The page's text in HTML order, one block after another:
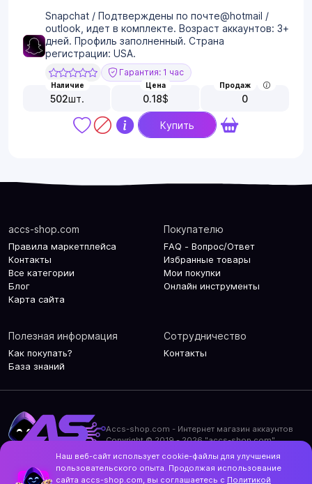
Snapchat / Подтверждены по почте@hotmail /
outlook, идет в комплекте. Возраст аккаунтов: 3+
дней. Профиль заполненный. Страна
регистрации: USA.
Гарантия: 1 час
Наличие
502шт.
Цена
0.18$
Продаж
0
Купить
accs-shop.com
Правила маркетплейса
Контакты
Все категории
Блог
Карта сайта
Покупателю
FAQ - Вопрос/Ответ
Избранные товары
Мои покупки
Онлайн инструменты
Полезная информация
Как покупать?
База знаний
Сотрудничество
Контакты
Accs-shop.com - Интернет магазин аккаунтов
Copyright © 2019 - 2026 "accs-shop.com"
Политика использования cookie-файлов
Наш веб-сайт использует cookie-файлы для улучшения
пользовательского опыта. Продолжая использование
сайта accs-shop.com, вы соглашаетесь с Политикой